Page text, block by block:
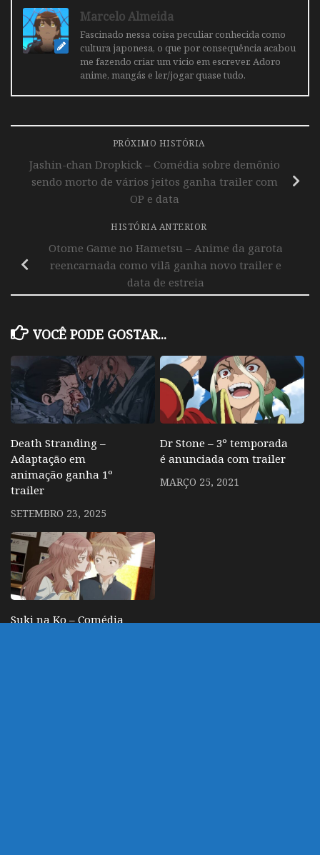
Marcelo Almeida
Fascinado nessa coisa peculiar conhecida como
cultura japonesa, o que por consequência acabou
me fazendo criar um vicio em escrever. Adoro
anime, mangás e ler/jogar quase tudo.
PRÓXIMO HISTÓRIA
Jashin-chan Dropkick – Comédia sobre demônio
sendo morto de vários jeitos ganha trailer com
OP e data
HISTÓRIA ANTERIOR
Otome Game no Hametsu – Anime da garota
reencarnada como vilã ganha novo trailer e
data de estreia
VOCÊ PODE GOSTAR...
Death Stranding –
Adaptação em
animação ganha 1º
trailer
SETEMBRO 23, 2025
Dr Stone – 3º temporada
é anunciada com trailer
MARÇO 25, 2021
Suki na Ko – Comédia